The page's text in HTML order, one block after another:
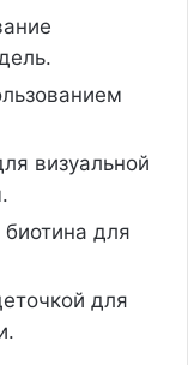
визуальной
для
для